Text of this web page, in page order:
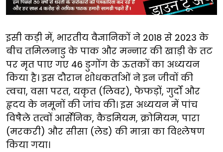
इसी कड़ी में, भारतीय वैज्ञानिकों ने 2018 से 2023 के
बीच तमिलनाडु के पाक और मन्नार की खाड़ी के तट
पर मृत पाए गए 46 डुगोंग के ऊतकों का अध्ययन
किया है। इस दौरान शोधकर्ताओं ने इन जीवों की
त्वचा, वसा परत, यकृत (लिवर), फेफड़ों, गुर्दों और
हृदय के नमूनों की जांच की। इस अध्ययन में पांच
विषैले तत्वों आर्सेनिक, कैडमियम, क्रोमियम, पारा
(मरकरी) और सीसा (लेड) की मात्रा का विश्लेषण
किया गया।